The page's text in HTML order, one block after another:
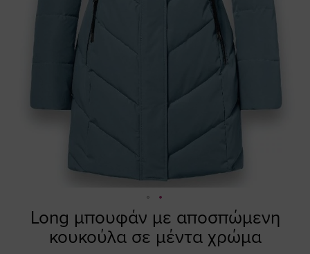
Long μπουφάν με αποσπώμενη
κουκούλα σε μέντα χρώμα